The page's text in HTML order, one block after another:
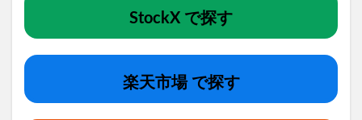
StockX で探す
楽天市場 で探す